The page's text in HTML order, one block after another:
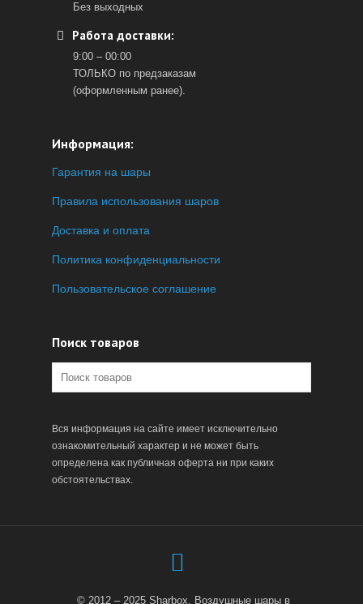
Без выходных
Работа доставки:
9:00 – 00:00
ТОЛЬКО по предзаказам
(оформленным ранее).
Информация:
Гарантия на шары
Правила использования шаров
Доставка и оплата
Политика конфиденциальности
Пользовательское соглашение
Поиск товаров
Вся информация на сайте имеет исключительно
ознакомительный характер и не может быть
определена как публичная оферта ни при каких
обстоятельствах.
© 2012 – 2025 Sharbox. Воздушные шары в